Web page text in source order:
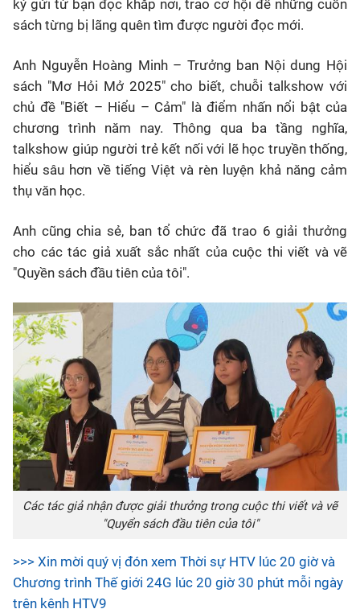
ký gửi từ bạn đọc khắp nơi, trao cơ hội để những cuốn
sách từng bị lãng quên tìm được người đọc mới.
Anh Nguyễn Hoàng Minh – Trưởng ban Nội dung Hội
sách "Mơ Hỏi Mở 2025" cho biết, chuỗi talkshow với
chủ đề "Biết – Hiểu – Cảm" là điểm nhấn nổi bật của
chương trình năm nay. Thông qua ba tầng nghĩa,
talkshow giúp người trẻ kết nối với lẽ học truyền thống,
hiểu sâu hơn về tiếng Việt và rèn luyện khả năng cảm
thụ văn học.
Anh cũng chia sẻ, ban tổ chức đã trao 6 giải thưởng
cho các tác giả xuất sắc nhất của cuộc thi viết và vẽ
"Quyền sách đầu tiên của tôi".
Các tác giả nhận được giải thưởng trong cuộc thi viết và vẽ
"Quyển sách đầu tiên của tôi"
>>> Xin mời quý vị đón xem Thời sự HTV lúc 20 giờ và
Chương trình Thế giới 24G lúc 20 giờ 30 phút mỗi ngày
trên kênh HTV9